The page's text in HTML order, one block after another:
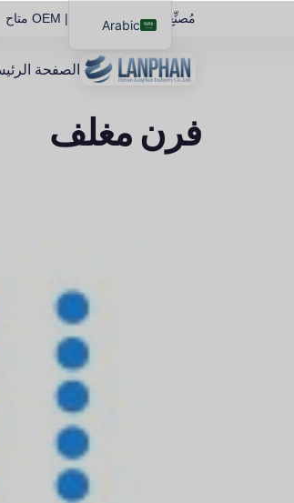
مُصنِّع معدات المختبرات | OEM متاح
الصفحة
فرن مغلف
Arabic
English
Russian
Spanish